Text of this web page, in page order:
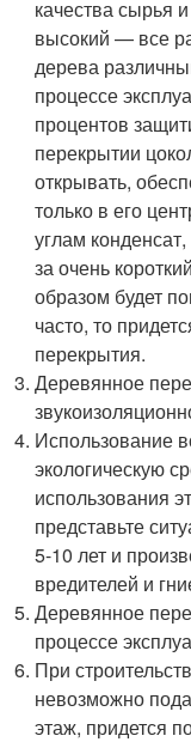
качества сырья
высокий — все
дерева
процессе
процентов
перекрытии
открывать,
только в его
углам
за очень
образом будет
часто, то
перекрытия.
Деревянное
Использование
экологическую
использования
представьте
5-10 лет и
вредителей и
Деревянное
процессе
При
невозможно
этаж, придется